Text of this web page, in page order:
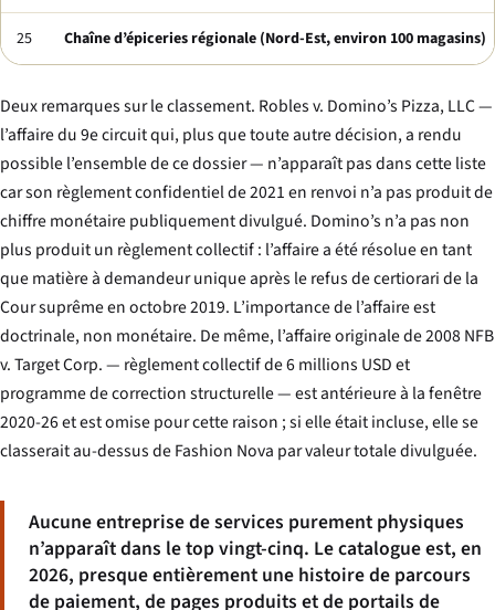
25 Chaîne d’épiceries régionale (Nord-Est, environ 100 magasins)
Deux remarques sur le classement. Robles v. Domino’s Pizza, LLC—
l’affaire du 9e circuit qui, plus que toute autre décision, a rendu
possible l’ensemble de ce dossier — n’apparaît pas dans cette liste
car son règlement confidentiel de 2021 en renvoi n’a pas produit de
chiffre monétaire publiquement divulgué. Domino’s n’a pas non
plus produit un règlement collectif : l’affaire a été résolue en tant
que matière à demandeur unique après le refus de certiorari de la
Cour suprême en octobre 2019. L’importance de l’affaire est
doctrinale, non monétaire. De même, l’affaire originale de 2008 NFB
v. Target Corp.— règlement collectif de 6 millions USD et
programme de correction structurelle — est antérieure à la fenêtre
2020-26 et est omise pour cette raison ; si elle était incluse, elle se
classerait au-dessus de Fashion Nova par valeur totale divulguée.
Aucune entreprise de services purement physiques
n’apparaît dans le top vingt-cinq. Le catalogue est, en
2026, presque entièrement une histoire de parcours
de paiement, de pages produits et de portails de